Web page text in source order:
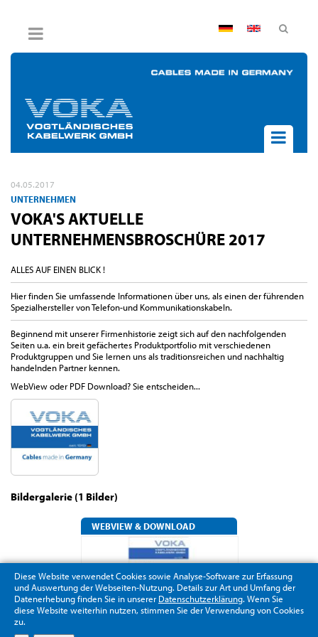
AGB
Impressum
Widerruf
AKTUELLES
PRODUKTE
BPVO
KONTAKT
04.05.2017
UNTERNEHMEN
VOKA'S AKTUELLE
UNTERNEHMENSBROSCHÜRE 2017
ALLES AUF EINEN BLICK !
Hier finden Sie umfassende Informationen über uns, als einen der führenden
Spezialhersteller von Telefon-und Kommunikationskabeln.
Beginnend mit unserer Firmenhistorie zeigt sich auf den nachfolgenden
Seiten u.a. ein breit gefächertes Produktportfolio mit verschiedenen
Produktgruppen und Sie lernen uns als traditionsreichen und nachhaltig
handelnden Partner kennen.
WebView oder PDF Download? Sie entscheiden...
Bildergalerie (1 Bilder)
WEBVIEW & DOWNLOAD
Diese Website verwendet Cookies sowie Analyse-Software zur Erfassung
und Auswertung der Webseiten-Nutzung. Details zur Art und Umfang der
Datenerhebung finden Sie in unserer Datenschutzerklärung. Wenn Sie
diese Website weiterhin nutzen, stimmen Sie der Verwendung von Cookies
zu.